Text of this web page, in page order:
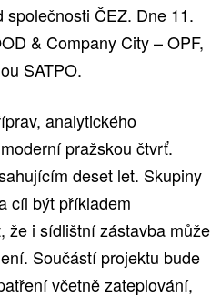
ČEZ. Dne 11.
& Company City – OPF,
SATPO.
analytického
pražskou čtvrť.
deset let. Skupiny
cíl být příkladem
že i sídlištní zástavba může
Součástí projektu bude
včetně zateplování,